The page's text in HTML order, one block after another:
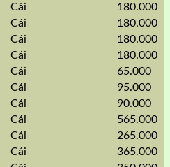
Cái
180.000
Cái
180.000
Cái
180.000
Cái
180.000
Cái
65.000
Cái
95.000
Cái
90.000
Cái
565.000
Cái
265.000
Cái
365.000